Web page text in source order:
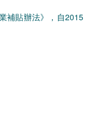
補貼辦法》，自2015